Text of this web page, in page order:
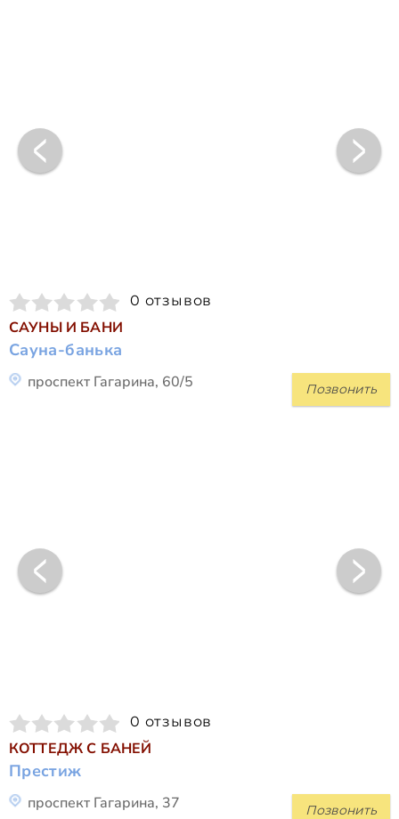
0 отзывов
САУНЫ И БАНИ
Сауна-банька
Позвонить
проспект Гагарина, 60/5
0 отзывов
КОТТЕДЖ С БАНЕЙ
Престиж
Позвонить
проспект Гагарина, 37